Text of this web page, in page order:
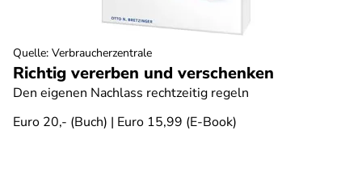
Richtig vererben und verschenken
Den eigenen Nachlass rechtzeitig regeln
Euro 20,- (Buch) | Euro 15,99 (E-Book)
Quelle: Verbraucherzentrale